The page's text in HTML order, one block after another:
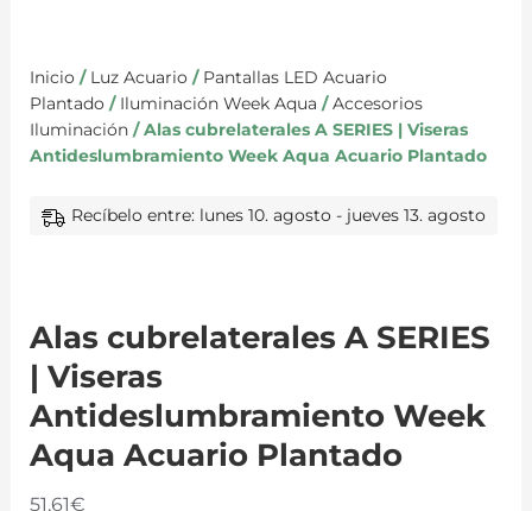
Inicio / Luz Acuario / Pantallas LED Acuario
Plantado / Iluminación Week Aqua /Accesorios
Iluminación/ Alas cubrelaterales A SERIES | Viseras
Antideslumbramiento Week Aqua Acuario Plantado
Recíbelo entre: lunes 10. agosto - jueves 13. agosto
Alas cubrelaterales A SERIES
| Viseras
Antideslumbramiento Week
Aqua Acuario Plantado
51,61€